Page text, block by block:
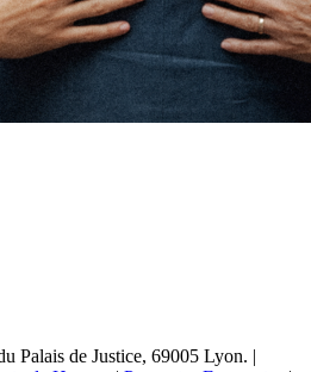
Palais de Justice, 69005 Lyon. |